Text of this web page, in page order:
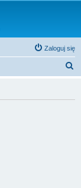
Zaloguj się